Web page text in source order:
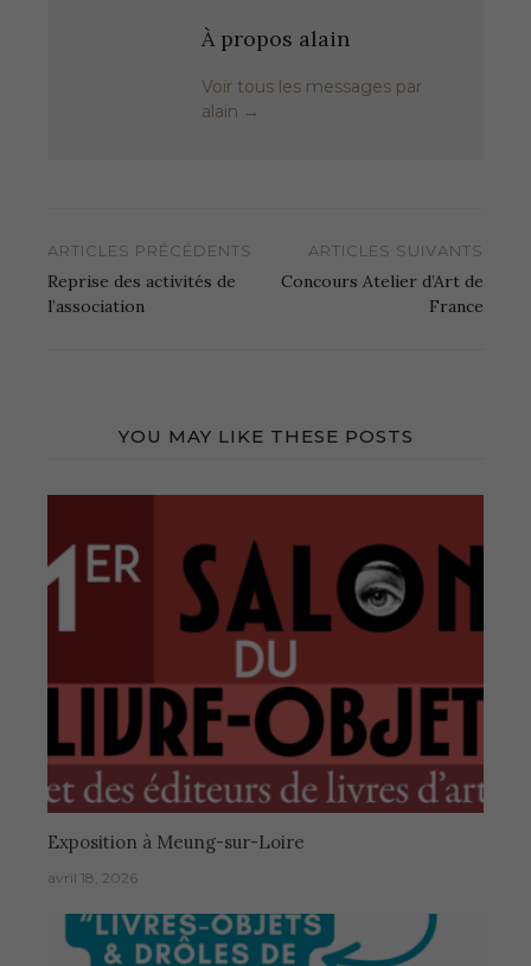
À propos alain
Voir tous les messages par
alain →
Navigation
de
l’article
ARTICLES PRÉCÉDENTS
Reprise des activités de
l’association
ARTICLES SUIVANTS
Concours Atelier d’Art de
France
YOU MAY LIKE THESE POSTS
Exposition à Meung-sur-Loire
avril 18, 2026